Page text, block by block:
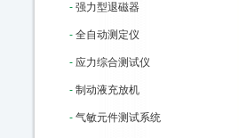
- 强力型退磁器
- 全自动测定仪
- 应力综合测试仪
- 制动液充放机
- 气敏元件测试系统